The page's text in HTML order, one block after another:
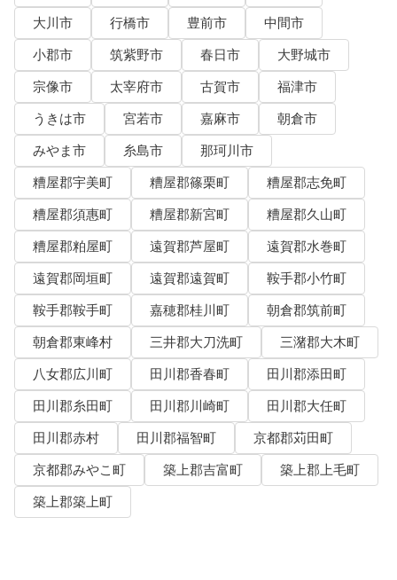
大川市
行橋市 豊前市
中間市
小郡市
筑紫野市 春日市
大野城市
宗像市
太宰府市 古賀市
福津市
うきは市
宮若市 嘉麻市
朝倉市
みやま市
糸島市
那珂川市
糟屋郡宇美町
糟屋郡篠栗町
糟屋郡志免町
糟屋郡須惠町
糟屋郡新宮町
糟屋郡久山町
糟屋郡粕屋町
遠賀郡芦屋町
遠賀郡水巻町
遠賀郡岡垣町
遠賀郡遠賀町
鞍手郡小竹町
鞍手郡鞍手町
嘉穂郡桂川町
朝倉郡筑前町
朝倉郡東峰村
三井郡大刀洗町
三潴郡大木町
八女郡広川町
田川郡香春町
田川郡添田町
田川郡糸田町
田川郡川崎町
田川郡大任町
田川郡赤村
田川郡福智町
京都郡苅田町
京都郡みやこ町
築上郡吉富町
築上郡上毛町
築上郡築上町